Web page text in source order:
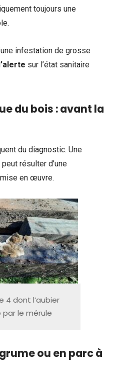
toujours une
infestation de grosse
sur l’état sanitaire
du bois : avant la
du diagnostic. Une
résulter d’une
en œuvre.
4 dont l’aubier
le mérule
ou en parc à